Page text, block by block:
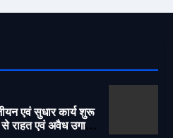
एवं सुधार कार्य शुरू
राहत एवं अवैध उगाही